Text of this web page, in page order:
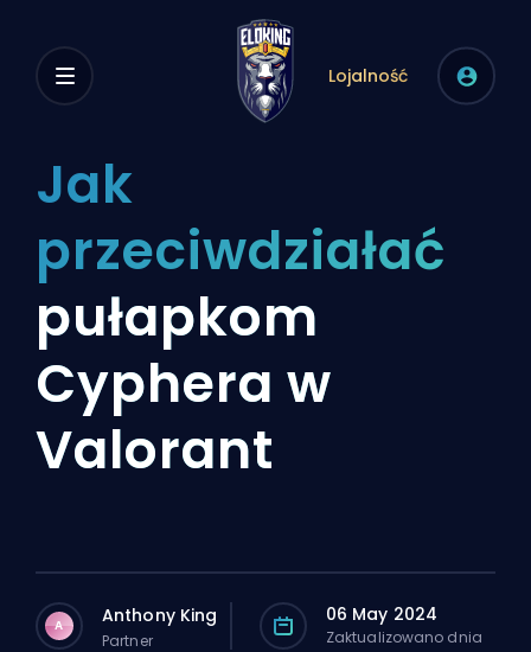
Lojalność
Jak
przeciwdziałać
pułapkom
Cyphera w
Valorant
A Anthony King
Partner
06 May 2024
Zaktualizowano dnia